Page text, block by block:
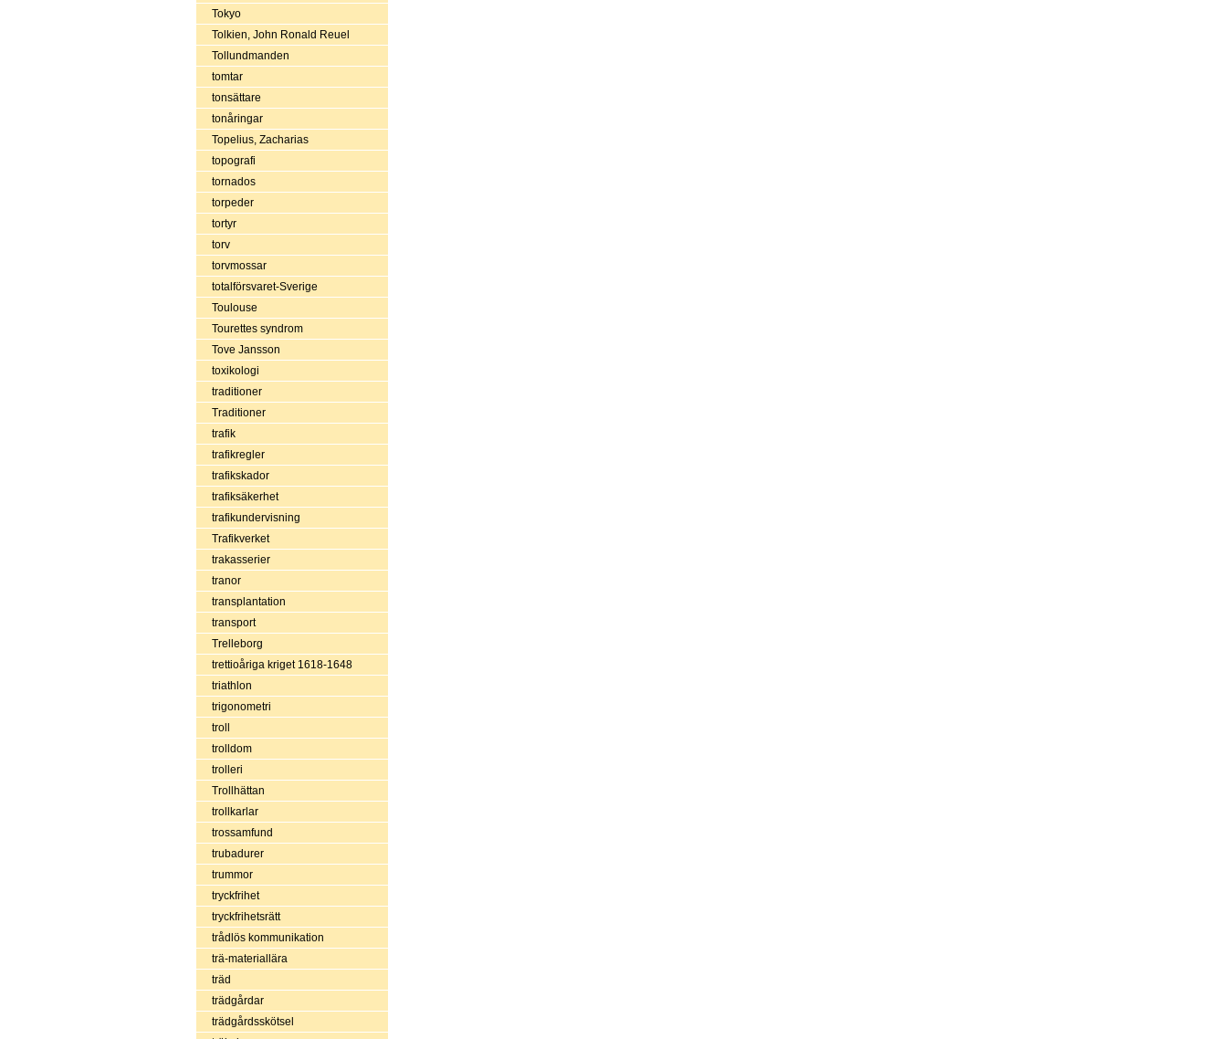
Tokyo
Tolkien, John Ronald Reuel
Tollundmanden
tomtar
tonsättare
tonåringar
Topelius, Zacharias
topografi
tornados
torpeder
tortyr
torv
torvmossar
totalförsvaret-Sverige
Toulouse
Tourettes syndrom
Tove Jansson
toxikologi
traditioner
Traditioner
trafik
trafikregler
trafikskador
trafiksäkerhet
trafikundervisning
Trafikverket
trakasserier
tranor
transplantation
transport
Trelleborg
trettioåriga kriget 1618-1648
triathlon
trigonometri
troll
trolldom
trolleri
Trollhättan
trollkarlar
trossamfund
trubadurer
trummor
tryckfrihet
tryckfrihetsrätt
trådlös kommunikation
trä-materiallära
träd
trädgårdar
trädgårdsskötsel